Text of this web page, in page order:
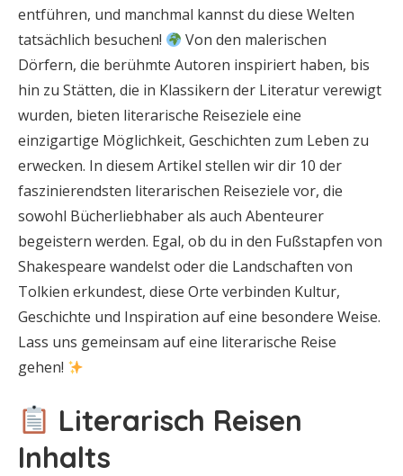
entführen, und manchmal kannst du diese Welten
tatsächlich besuchen!
Von den malerischen
Dörfern, die berühmte Autoren inspiriert haben, bis
hin zu Stätten, die in Klassikern der Literatur verewigt
wurden, bieten literarische Reiseziele eine
einzigartige Möglichkeit, Geschichten zum Leben zu
erwecken. In diesem Artikel stellen wir dir 10 der
faszinierendsten literarischen Reiseziele vor, die
sowohl Bücherliebhaber als auch Abenteurer
begeistern werden. Egal, ob du in den Fußstapfen von
Shakespeare wandelst oder die Landschaften von
Tolkien erkundest, diese Orte verbinden Kultur,
Geschichte und Inspiration auf eine besondere Weise.
Lass uns gemeinsam auf eine literarische Reise
gehen!
Literarisch Reisen
Inhalts